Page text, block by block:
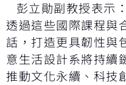
彭立勛副教授表示
透過這些國際課程與
話，打造更具韌性與
意生活設計系將持續
推動文化永續、科技